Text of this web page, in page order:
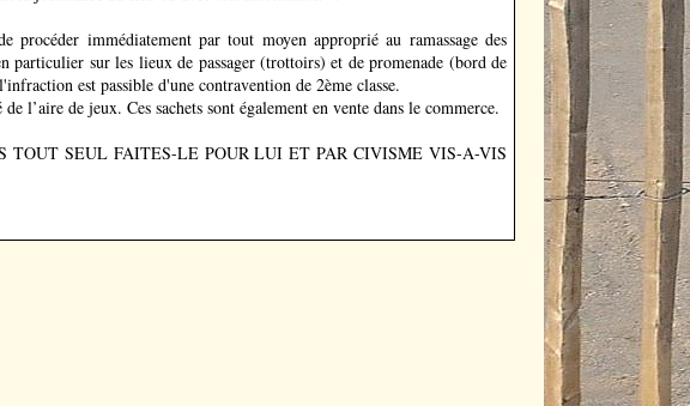
procéder immédiatement par tout moyen approprié au ramassage des
sur les lieux de passager (trottoirs) et de promenade (bord de
est passible d'une contravention de 2ème classe.
l’aire de jeux. Ces sachets sont également en vente dans le commerce.
TOUT SEUL FAITES-LE POUR LUI ET PAR CIVISME VIS-A-VIS